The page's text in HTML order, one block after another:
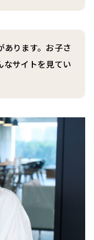
あります。お子さ
なサイトを見てい